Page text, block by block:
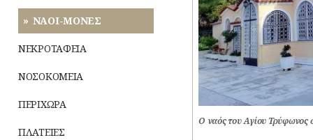
ΝΑΟΙ-ΜΟΝΕΣ
ΝΕΚΡΟΤΑΦΕΙΑ
ΝΟΣΟΚΟΜΕΙΑ
ΠΕΡΙΧΩΡΑ
ΠΛΑΤΕΙΕΣ
Ο ναός του Αγίου